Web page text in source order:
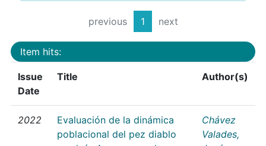
previous 1 next
Item hits:
Issue
Date
Title Author(s)
2022
Evaluación de la dinámica
poblacional del pez diablo
Chávez
Valades,